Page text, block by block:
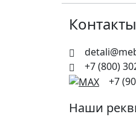
Контакты
+7 (800)
+7
Наши